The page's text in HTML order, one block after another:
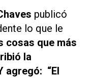
publicó
lo que le
cosas que más
la
agregó: “El